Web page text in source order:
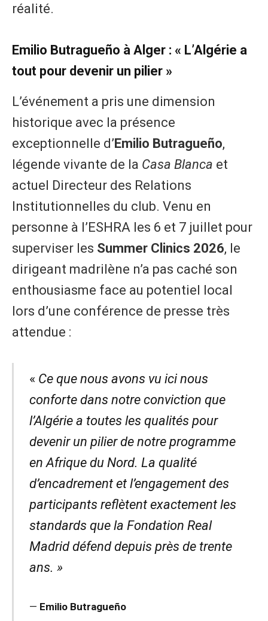
réalité.
​Emilio Butragueño à Alger : « L’Algérie a
tout pour devenir un pilier »
​L’événement a pris une dimension
historique avec la présence
exceptionnelle d’Emilio Butragueño,
légende vivante de la Casa Blanca et
actuel Directeur des Relations
Institutionnelles du club. Venu en
personne à l’ESHRA les 6 et 7 juillet pour
superviser les Summer Clinics 2026, le
dirigeant madrilène n’a pas caché son
enthousiasme face au potentiel local
lors d’une conférence de presse très
attendue :
​« Ce que nous avons vu ici nous
conforte dans notre conviction que
l’Algérie a toutes les qualités pour
devenir un pilier de notre programme
en Afrique du Nord. La qualité
d’encadrement et l’engagement des
participants reflètent exactement les
standards que la Fondation Real
Madrid défend depuis près de trente
ans. »
— Emilio Butragueño